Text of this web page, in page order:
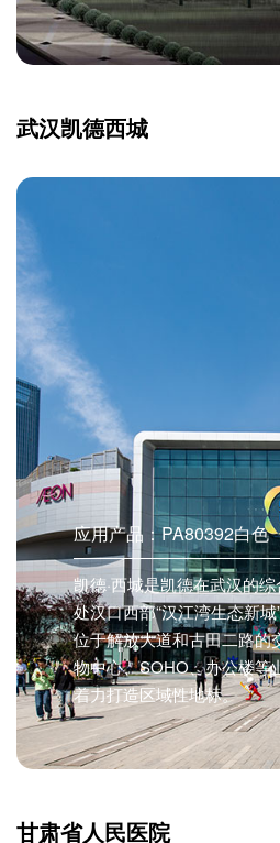
武汉凯德西城
应用产品：PA80392白色
凯德·西城是凯德在武汉的
处汉口西部“汉江湾生态新
位于解放大道和古田二路的
物中心、SOHO、办公楼等
着力打造区域性地标。
甘肃省人民医院